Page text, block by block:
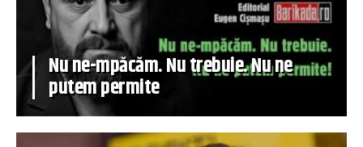
Nu ne-mpăcăm. Nu trebuie. Nu ne
putem permite